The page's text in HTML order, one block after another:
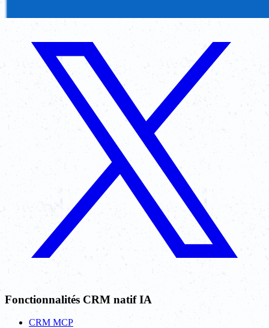
Fonctionnalités CRM natif IA
CRM MCP